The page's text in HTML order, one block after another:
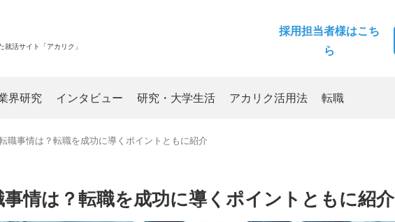
活サイト「アカリク」
採用担当者様はこち
ら
界研究 インタビュー 研究・大学生活 アカリク活用法 転職
職事情は？転職を成功に導くポイントともに紹介
情は？転職を成功に導くポイントともに紹介